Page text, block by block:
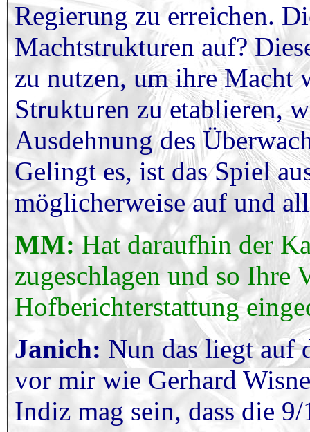
Regierung zu erreichen.
Machtstrukturen auf?
zu nutzen, um ihre Macht
Strukturen zu etablieren,
Ausdehnung des
Gelingt es, ist das Spiel
möglicherweise auf und
MM:Hat daraufhin der
zugeschlagen und so Ihre
Hofberichterstattung
Janich: Nun das liegt auf
vor mir wie Gerhard
Indiz mag sein, dass die